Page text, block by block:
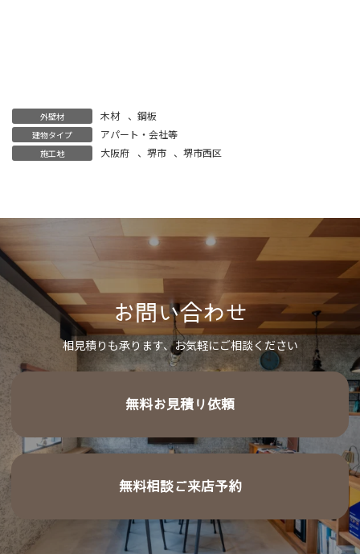
外壁材 木材 、 鋼板
建物タイプ アパート・会社等
施工地 大阪府 、 堺市 、堺市西区
お問い合わせ
相見積りも承ります、お気軽にご相談ください
無料お見積り依頼
無料相談ご来店予約